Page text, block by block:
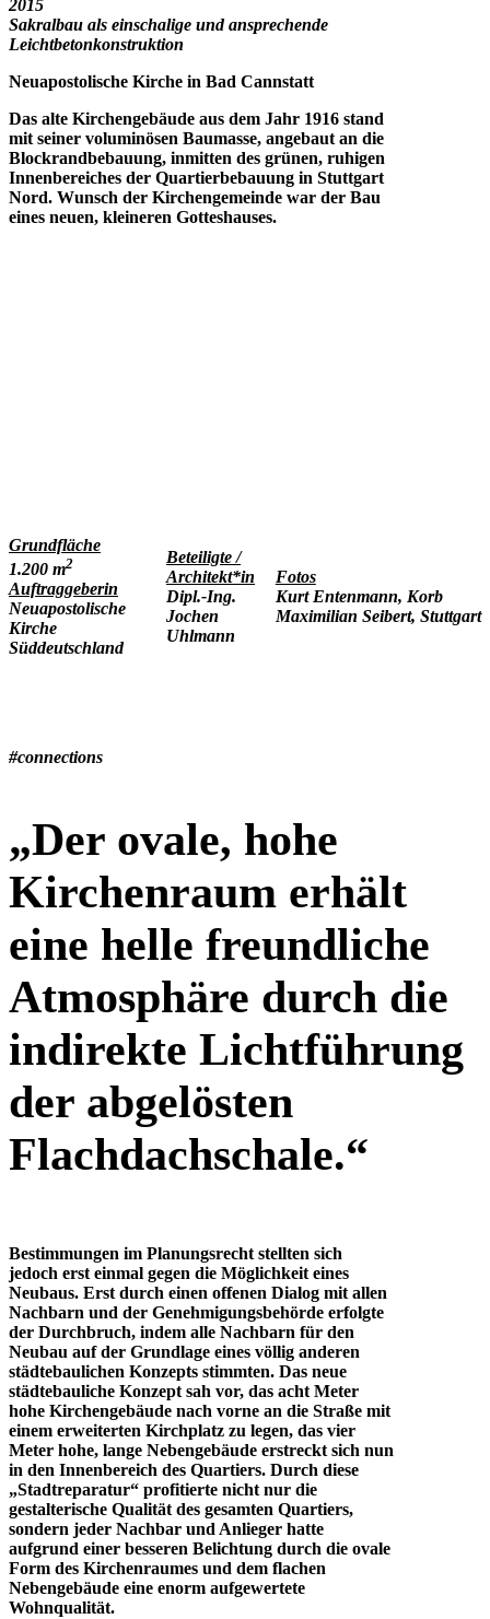
2015
Sakralbau als einschalige und ansprechende
Leichtbetonkonstruktion
Neuapostolische Kirche in Bad Cannstatt
Das alte Kirchengebäude aus dem Jahr 1916 stand
mit seiner voluminösen Baumasse, angebaut an die
Blockrandbebauung, inmitten des grünen, ruhigen
Innenbereiches der Quartierbebauung in Stuttgart
Nord. Wunsch der Kirchengemeinde war der Bau
eines neuen, kleineren Gotteshauses.
Grundfläche
1.200 m2
Auftraggeberin
Neuapostolische
Kirche
Süddeutschland
Beteiligte /
Architekt*in
Dipl.-Ing.
Jochen
Uhlmann
Fotos
Kurt Entenmann, Korb
Maximilian Seibert, Stuttgart
#connections
„Der ovale, hohe
Kirchenraum erhält
eine helle freundliche
Atmosphäre durch die
indirekte Lichtführung
der abgelösten
Flachdachschale.“
Bestimmungen im Planungsrecht stellten sich
jedoch erst einmal gegen die Möglichkeit eines
Neubaus. Erst durch einen offenen Dialog mit allen
Nachbarn und der Genehmigungsbehörde erfolgte
der Durchbruch, indem alle Nachbarn für den
Neubau auf der Grundlage eines völlig anderen
städtebaulichen Konzepts stimmten. Das neue
städtebauliche Konzept sah vor, das acht Meter
hohe Kirchengebäude nach vorne an die Straße mit
einem erweiterten Kirchplatz zu legen, das vier
Meter hohe, lange Nebengebäude erstreckt sich nun
in den Innenbereich des Quartiers. Durch diese
„Stadtreparatur“ profitierte nicht nur die
gestalterische Qualität des gesamten Quartiers,
sondern jeder Nachbar und Anlieger hatte
aufgrund einer besseren Belichtung durch die ovale
Form des Kirchenraumes und dem flachen
Nebengebäude eine enorm aufgewertete
Wohnqualität.